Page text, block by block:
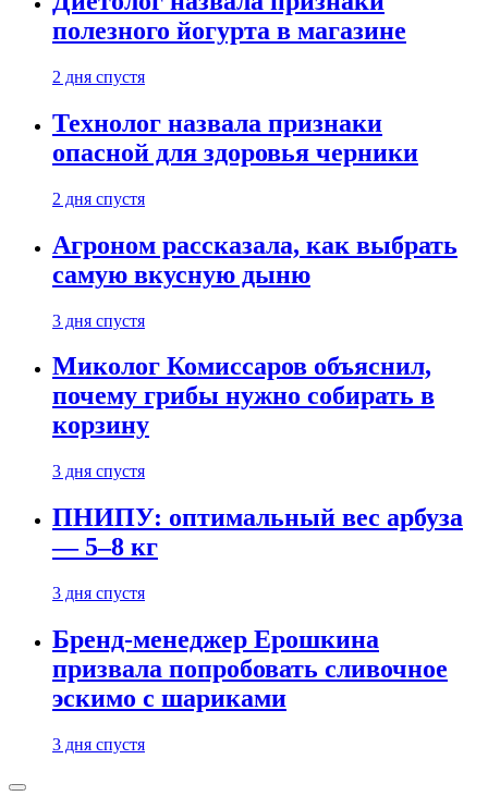
полезного йогурта в магазине
2 дня спустя
Технолог назвала признаки
опасной для здоровья черники
2 дня спустя
Агроном рассказала, как выбрать
самую вкусную дыню
3 дня спустя
Миколог Комиссаров объяснил,
почему грибы нужно собирать в
корзину
3 дня спустя
ПНИПУ: оптимальный вес арбуза
— 5–8 кг
3 дня спустя
Бренд-менеджер Ерошкина
призвала попробовать сливочное
эскимо с шариками
3 дня спустя